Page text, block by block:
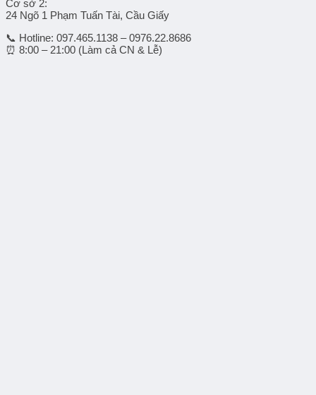
Cơ sở 2:
24 Ngõ 1 Phạm Tuấn Tài, Cầu Giấy
📞 Hotline: 097.465.1138 – 0976.22.8686
⏰ 8:00 – 21:00 (Làm cả CN & Lễ)